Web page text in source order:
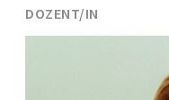
DOZENT/IN